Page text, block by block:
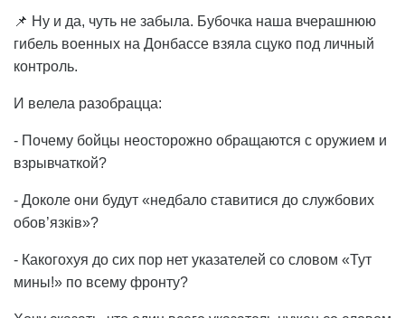
📌 Ну и да, чуть не забыла. Бубочка наша вчерашнюю
гибель военных на Донбассе взяла сцуко под личный
контроль.
И велела разобрацца:
- Почему бойцы неосторожно обращаются с оружием и
взрывчаткой?
- Доколе они будут «недбало ставитися до службових
обов’язків»?
- Какогохуя до сих пор нет указателей со словом «Тут
мины!» по всему фронту?